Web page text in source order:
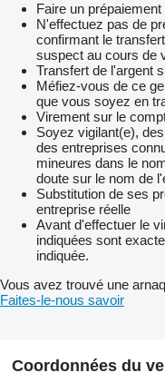
Faire un
N'effectuez pas de
confirmant le
suspect au cours de
Transfert de l'argent
Méfiez-vous de ce
que vous soyez en
Virement sur le
Soyez vigilant(e),
des entreprises
mineures dans le
doute sur le nom de
Substitution de ses
entreprise réelle
Avant d'effectuer le
indiquées sont
indiquée.
Vous avez trouvé une
Faites-le-nous savoir
Coordonnées du